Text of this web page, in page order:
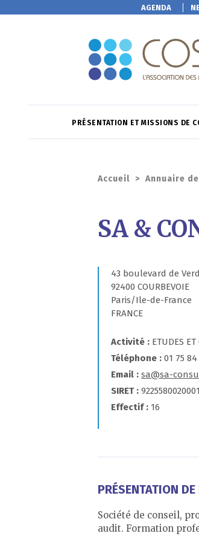
AGENDA
PRÉSENTATION ET MISSIONS DE
Accueil > Annuaire
SA &
43 boulevard de
92400 COURBEVOIE
Paris/Ile-de-France
FRANCE
Activité
ETUDES
Téléphone
01 75
Email
sa@sa-
SIRET
Effectif
16
PRÉSENTATION
Société de conseil,
audit. Formation